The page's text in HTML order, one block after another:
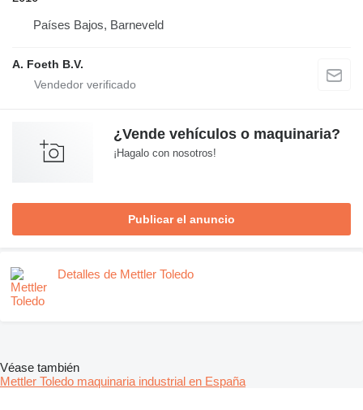
Países Bajos, Barneveld
A. Foeth B.V.
¿Vende vehículos o maquinaria?
¡Hagalo con nosotros!
Publicar el anuncio
Detalles de Mettler Toledo
Véase también
Mettler Toledo maquinaria industrial en España